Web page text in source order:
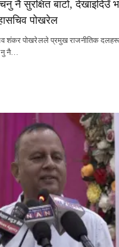
नै सुरक्षित बाटो, देखाइदिउँ
पोखरेल
शंकर पोखरेलले प्रमुख राजनीतिक
नै…